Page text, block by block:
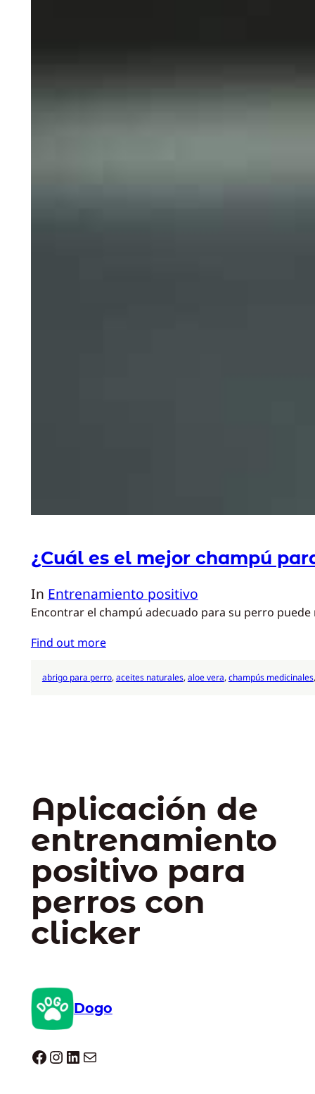
¿Cuál es el mejor champú
In Entrenamiento positivo
Encontrar el champú adecuado para su perro
Find out more
abrigo para perro, aceites naturales, aloe vera, champús medicinales
Aplicación de
entrenamiento
positivo para
perros con
clicker
Dogo
Dogo facebook InstagramLinkedIn Correo electrónico